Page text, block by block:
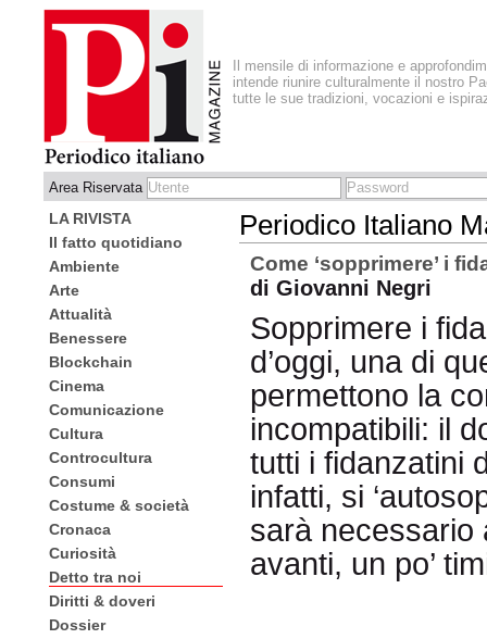
Il mensile di informazione e
intende riunire culturalmente il nostro
tutte le sue tradizioni, vocazioni e
Area Riservata
LA RIVISTA
Il fatto quotidiano
Ambiente
Arte
Attualità
Benessere
Blockchain
Cinema
Comunicazione
Cultura
Controcultura
Consumi
Costume & società
Cronaca
Curiosità
Detto tra noi
Diritti & doveri
Dossier
Periodico Italiano
Come ‘sopprimere’ i
di Giovanni Negri
Sopprimere i
d’oggi, una di
permettono la
incompatibili: il
tutti i fidanzatini
infatti, si
sarà necessario
avanti, un po’